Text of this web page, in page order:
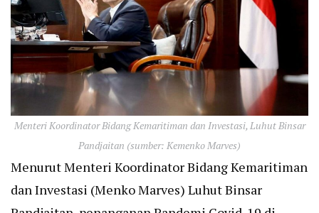
Menteri Koordinator Bidang Kemaritiman dan Investasi, Luhut Binsar
Pandjaitan (sumber: Kemenko Marves)
Menurut Menteri Koordinator Bidang Kemaritiman
dan Investasi (Menko Marves) Luhut Binsar